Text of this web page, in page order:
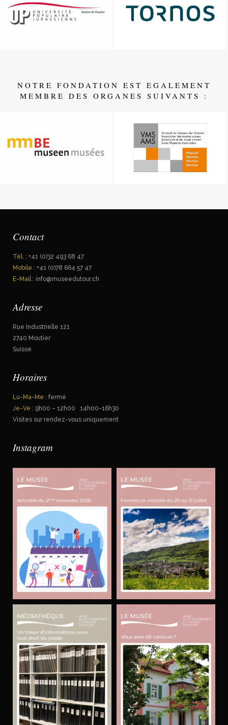
NOTRE FONDATION EST EGALEMENT
MEMBRE DES ORGANES SUIVANTS :
Contact
Tél. : +41 (0)32 493 68 47
Mobile : +41 (0)78 664 57 47
E-Mail: info@museedutour.ch
Adresse
Rue Industrielle 121
2740 Moutier
Suisse
Horaires
Lu-Ma-Me : fermé
Je-Ve : 9h00 – 12h00 14h00-16h30
Visites sur rendez-vous uniquement
Instagram